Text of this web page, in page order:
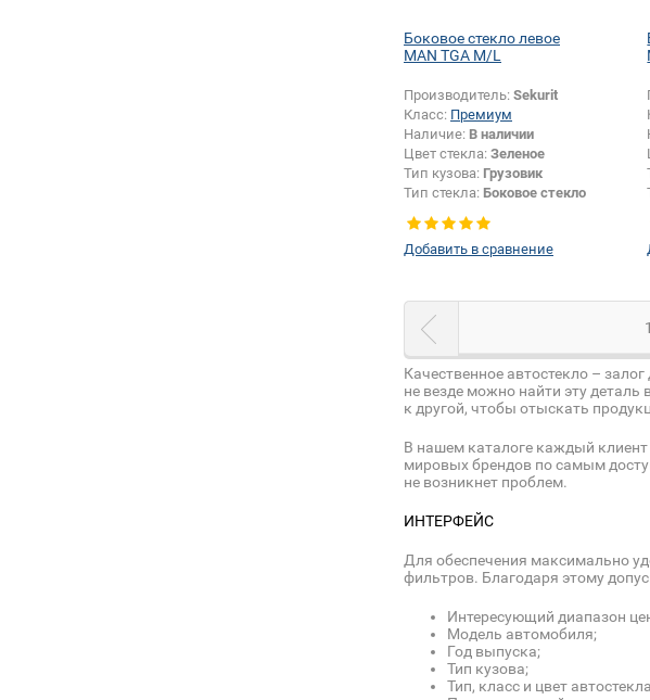
Боковое стекло левое
MAN TGA M/L
Производитель: Sekurit
Класс: Премиум
Наличие: В наличии
Цвет стекла: Зеленое
Тип кузова: Грузовик
Тип стекла: Боковое стекло
Добавить в сравнение
1
Качественное автостекло –
не везде можно найти эту
к другой, чтобы отыскать
В нашем каталоге каждый клиент
мировых брендов по самым
не возникнет проблем.
ИНТЕРФЕЙС
Для обеспечения максимально
фильтров. Благодаря этому
Интересующий диапазон
Модель автомобиля;
Год выпуска;
Тип кузова;
Тип, класс и цвет